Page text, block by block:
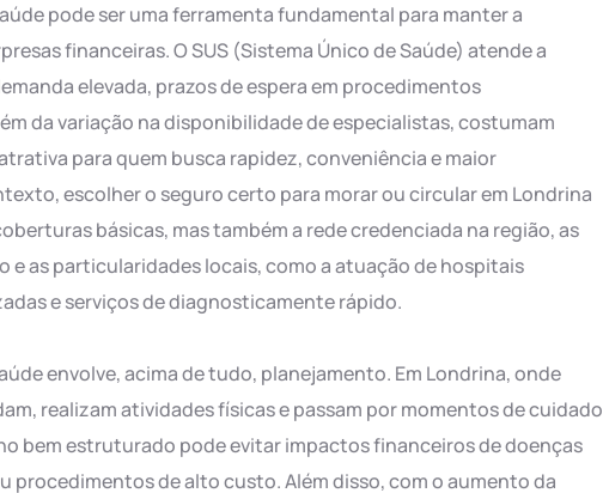
pode ser uma ferramenta fundamental para manter a
financeiras. O SUS (Sistema Único de Saúde) atende a
elevada, prazos de espera em procedimentos
da variação na disponibilidade de especialistas, costumam
para quem busca rapidez, conveniência e maior
escolher o seguro certo para morar ou circular em Londrina
básicas, mas também a rede credenciada na região, as
e as particularidades locais, como a atuação de hospitais
e serviços de diagnosticamente rápido.
envolve, acima de tudo, planejamento. Em Londrina, onde
realizam atividades físicas e passam por momentos de cuidado
bem estruturado pode evitar impactos financeiros de doenças
procedimentos de alto custo. Além disso, com o aumento da